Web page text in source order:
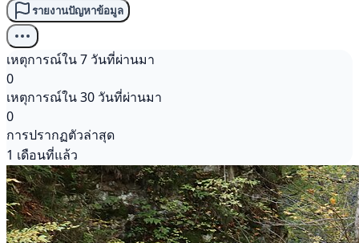
รายงานปัญหาข้อมูล
เหตุการณ์ใน 7 วันที่ผ่านมา
0
เหตุการณ์ใน 30 วันที่ผ่านมา
0
การปรากฏตัวล่าสุด
1 เดือนที่แล้ว